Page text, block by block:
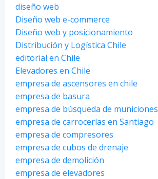
diseño web
Diseño web e-commerce
Diseño web y posicionamiento
Distribución y Logística Chile
editorial en Chile
Elevadores en Chile
empresa de ascensores en chile
empresa de basura
empresa de búsqueda de municiones
empresa de carrocerías en Santiago
empresa de compresores
empresa de cubos de drenaje
empresa de demolición
empresa de elevadores